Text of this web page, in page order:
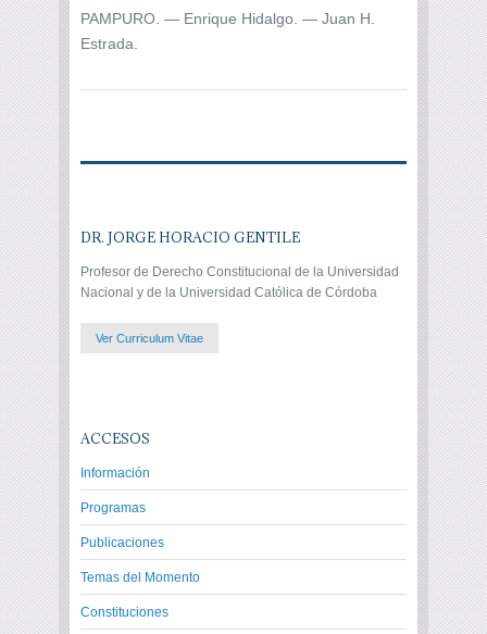
PAMPURO. — Enrique Hidalgo. — Juan H.
Estrada.
DR. JORGE HORACIO GENTILE
Profesor de Derecho Constitucional de la Universidad
Nacional y de la Universidad Católica de Córdoba
Ver Curriculum Vitae
ACCESOS
Información
Programas
Publicaciones
Temas del Momento
Constituciones